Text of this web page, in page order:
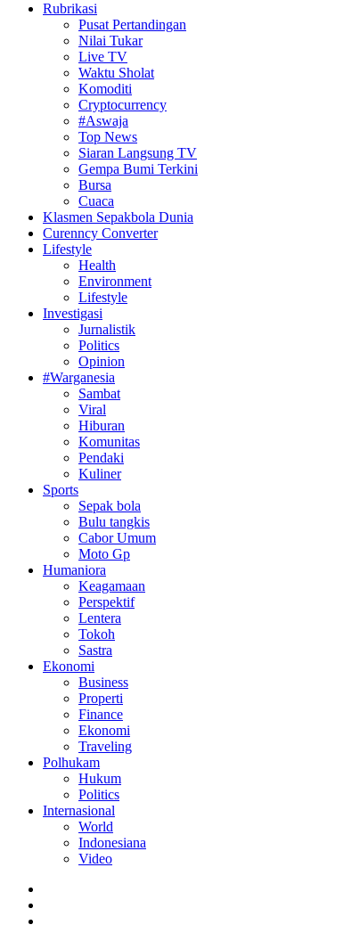
Rubrikasi
Pusat Pertandingan
Nilai Tukar
Live TV
Waktu Sholat
Komoditi
Cryptocurrency
#Aswaja
Top News
Siaran Langsung TV
Gempa Bumi Terkini
Bursa
Cuaca
Klasmen Sepakbola Dunia
Curenncy Converter
Lifestyle
Health
Environment
Lifestyle
Investigasi
Jurnalistik
Politics
Opinion
#Warganesia
Sambat
Viral
Hiburan
Komunitas
Pendaki
Kuliner
Sports
Sepak bola
Bulu tangkis
Cabor Umum
Moto Gp
Humaniora
Keagamaan
Perspektif
Lentera
Tokoh
Sastra
Ekonomi
Business
Properti
Finance
Ekonomi
Traveling
Polhukam
Hukum
Politics
Internasional
World
Indonesiana
Video